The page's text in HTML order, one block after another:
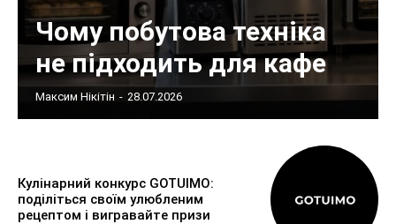
Чому побутова техніка
не підходить для кафе
Максим Нікітін - 28.07.2026
Кулінарний конкурс GOTUIMO:
поділіться своїм улюбленим
рецептом і вигравайте призи